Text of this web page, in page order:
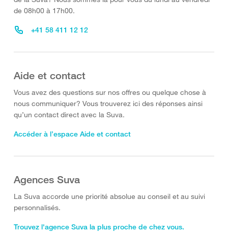
de 08h00 à 17h00.
+41 58 411 12 12
Aide et contact
Vous avez des questions sur nos offres ou quelque chose à
nous communiquer? Vous trouverez ici des réponses ainsi
qu’un contact direct avec la Suva.
Accéder à l’espace Aide et contact
Agences Suva
La Suva accorde une priorité absolue au conseil et au suivi
personnalisés.
Trouvez l'agence Suva la plus proche de chez vous.